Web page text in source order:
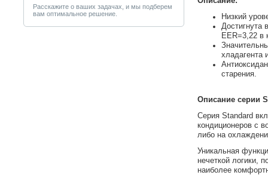
Расскажите о ваших задачах, и мы подберем
вам оптимальное решение.
Низкий
Достигнута
EER=3,22 в
хладагента
старения.
Описание серии
Серия Standard
кондиционеров с
либо на
Уникальная
нечеткой логики,
наиболее